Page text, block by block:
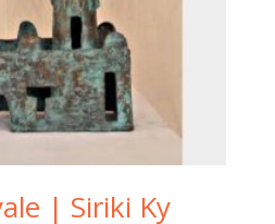
| Siriki Ky